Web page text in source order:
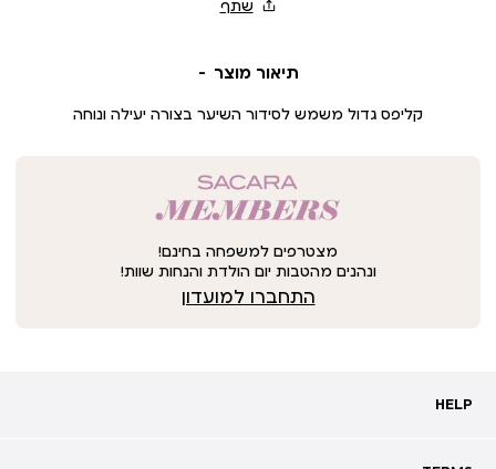
תיאור מוצר
קליפס גדול משמש לסידור השיער בצורה יעילה ונוחה
מצטרפים למשפחה בחינם!
ונהנים מהטבות יום הולדת והנחות שוות!
התחברו למועדון
HELP
HELP
שאלות ותשובות